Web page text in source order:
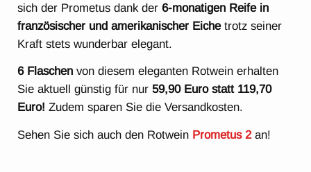
sich der Prometus dank der6-monatigen Reife in
französischer und amerikanischer Eichetrotz seiner
Kraft stets wunderbar elegant.
6 Flaschen von diesem eleganten Rotwein erhalten
Sie aktuell günstig für nur59,90 Euro statt 119,70
Euro! Zudem sparen Sie die Versandkosten.
Sehen Sie sich auch den Rotwein Prometus 2an!